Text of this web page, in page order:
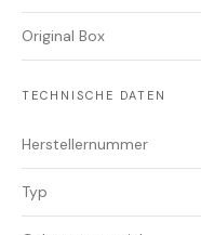
Original Box
TECHNISCHE DATEN
Herstellernummer
Typ